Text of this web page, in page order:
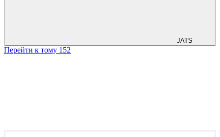
JATS
Перейти к тому 152